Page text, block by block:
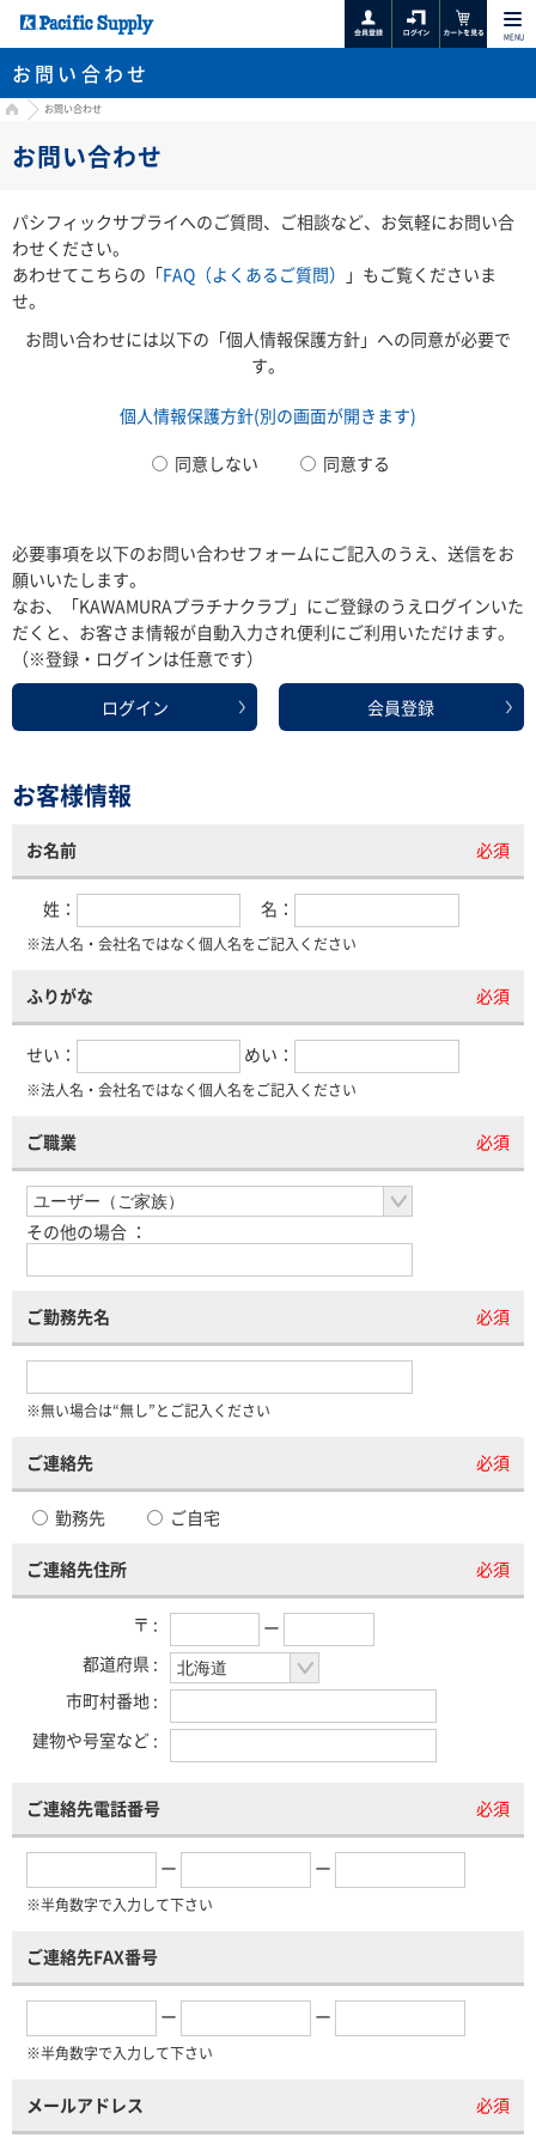
MENU
お問い合わせ
HOMEお問い合わせ
お問い合わせ
パシフィックサプライへのご質問、ご相談など、お気軽にお問い合
わせください。
あわせてこちらの「FAQ（よくあるご質問） 」もご覧くださいま
せ。
お問い合わせには以下の「個人情報保護方針」への同意が必要で
す。
個人情報保護方針(別の画面が開きます)
同意しない
同意する
必要事項を以下のお問い合わせフォームにご記入のうえ、送信をお
願いいたします。
なお、「KAWAMURAプラチナクラブ」にご登録のうえログインいた
だくと、お客さま情報が自動入力され便利にご利用いただけます。
（※登録・ログインは任意です）
ログイン 会員登録
お客様情報
お名前 必須
姓： 名：
※法人名・会社名ではなく個人名をご記入ください
ふりがな 必須
せい： めい：
※法人名・会社名ではなく個人名をご記入ください
ご職業 必須
その他の場合 ：
ご勤務先名 必須
※無い場合は“無し”とご記入ください
ご連絡先 必須
勤務先 ご自宅
ご連絡先住所 必須
〒 :
ー
都道府県 :
市町村番地 :
建物や号室など :
ご連絡先電話番号 必須
ー ー
※半角数字で入力して下さい
ご連絡先FAX番号
ー ー
※半角数字で入力して下さい
メールアドレス 必須